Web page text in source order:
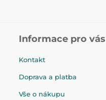
Informace pro vás
Kontakt
Doprava a platba
Vše o nákupu